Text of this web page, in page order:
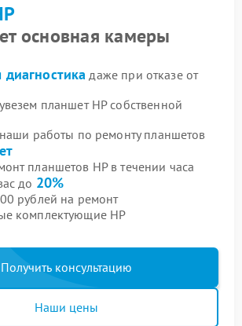
основная камеры
диагностика даже при отказе от
планшет HP собственной
работы по ремонту планшетов
планшетов HP в течении часа
до 20%
рублей на ремонт
комплектующие HP
Получить консультацию
Наши цены